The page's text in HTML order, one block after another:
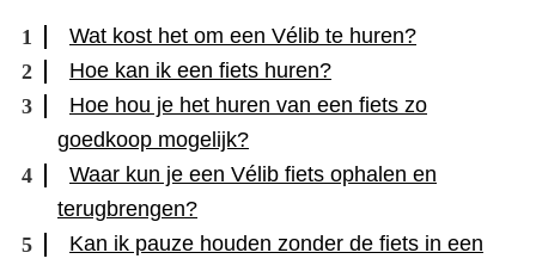
Wat kost het om een Vélib te huren?
Hoe kan ik een fiets huren?
Hoe hou je het huren van een fiets zo
goedkoop mogelijk?
Waar kun je een Vélib fiets ophalen en
terugbrengen?
Kan ik pauze houden zonder de fiets in een